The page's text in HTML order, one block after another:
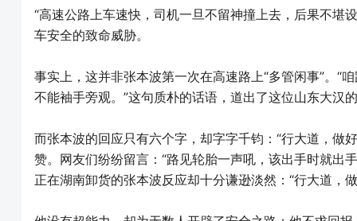
“高速公路上车速快，司机一旦不留神撞上去，后果不堪
车安全的致命威胁。
事实上，这并非张本波第一次在高速路上“多管闲事”。“
不能袖手旁观。”这句质朴的话语，道出了这位山东大汉
而张本波的回应只有六个字，却字字千钧：“行大道，做
赞。网友们纷纷留言：“路见轮胎一声吼，该出手时就出
正在湖南卸货的张本波反应却十分谦逊淡然：“行大道，